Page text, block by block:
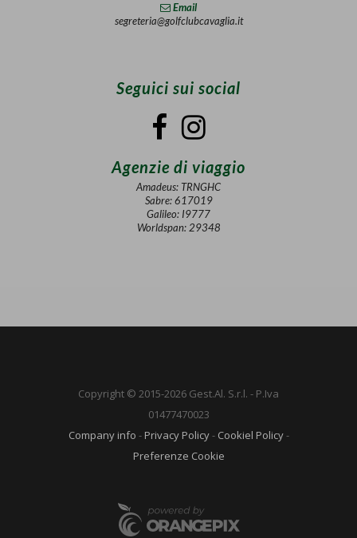
Email
segreteria@golfclubcavaglia.it
Seguici sui social
Agenzie di viaggio
Amadeus: TRNGHC
Sabre: 617019
Galileo: I9777
Worldspan: 29348
Copyright © 2015-2026 Gest.Al. S.r.l. - P.Iva
01477470023
Company info - Privacy Policy- Cookiel Policy-
Preferenze Cookie